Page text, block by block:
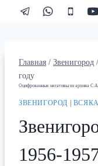
Перейти
Главная / Звенигород /
году
Оцифрованные негативы из архива
ЗВЕНИГОРОД
1956-